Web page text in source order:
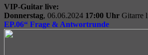
VIP-Guitar live:
Donnerstag, 06.06.2024 17:00 Uhr Gitarre
EP.06“ Frage & Antwortrunde